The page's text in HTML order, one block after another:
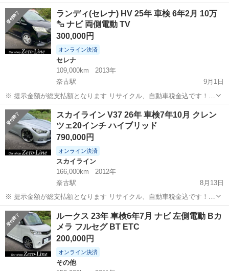
まず支払い能力がない、約束を守れない、調べれば分かることやくだ
らない質問、値引き交渉をされる方はコメント、連絡してこないでく
ださい。もしされた場合はブロッ...
山口 萩市 奈古駅 シーマ
ランディ(セレナ) HV 25年 車検 6年2月 10万
㌔ ナビ 両側電動 TV
300,000円
オンライン決済
セレナ
109,000km
2013年
奈古駅
9月1日
※ 提示金額が総支払額となります リサイクル、自動車税金込です！
まず支払い能力がない、約束を守れない、調べれば分かることやくだ
らない質問、値引き交渉をされる方はコメント、連絡してこないでく
ださい。もしされた場合はブロッ...
山口 萩市 奈古駅 セレナ ランディ
スカイライン V37 26年 車検7年10月 クレン
ツェ20インチ ハイブリッド
790,000円
オンライン決済
スカイライン
166,000km
2012年
奈古駅
8月13日
※ 提示金額が総支払額となります リサイクル、自動車税金込です！
まず支払い能力がない、約束を守れない、調べれば分かることやくだ
らない質問、値引き交渉をされる方はコメント、連絡してこないでく
ださい。もしされた場合はブロッ...
山口 萩市 奈古駅 スカイライン ハイブリッド
ルークス 23年 車検6年7月 ナビ 左側電動 Bカ
メラ フルセグ BT ETC
200,000円
オンライン決済
その他